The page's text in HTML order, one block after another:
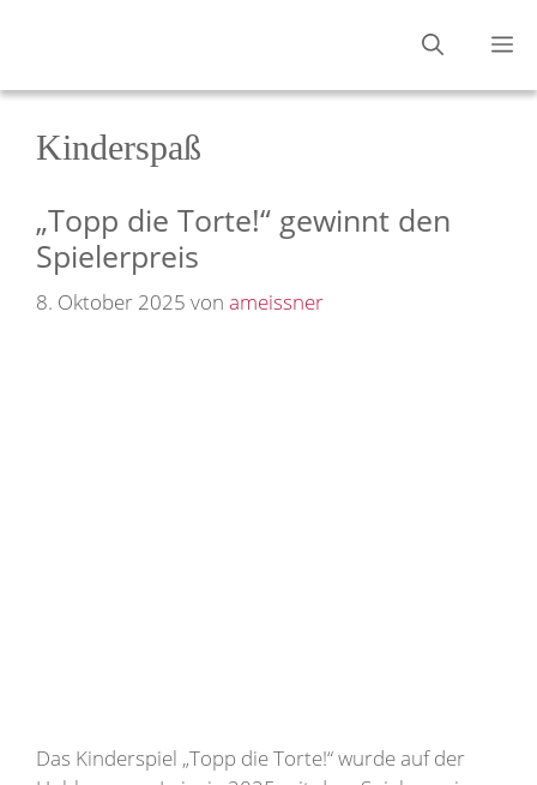
Kinderspaß
„Topp die Torte!“ gewinnt den
Spielerpreis
8. Oktober 2025 von ameissner
Das Kinderspiel „Topp die Torte!“ wurde auf der